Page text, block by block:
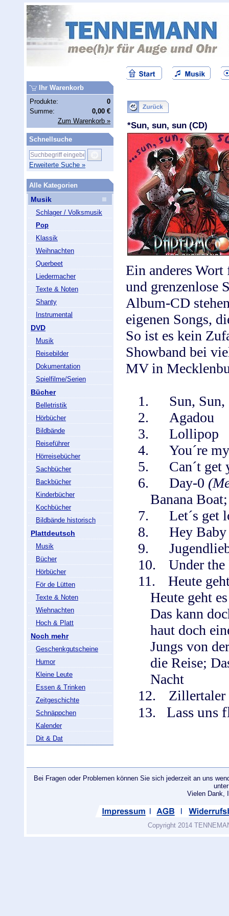
Ihr Warenkorb
Produkte:
0
Summe:
0,00 €
Zum Warenkorb »
Schnellsuche
Erweiterte Suche »
Alle Kategorien
Musik
Schlager / Volksmusik
Pop
Klassik
Weihnachten
Querbeet
Liedermacher
Texte & Noten
Shanty
Instrumental
DVD
Musik
Reisebilder
Dokumentation
Spielfilme/Serien
Bücher
Belletristik
Hörbücher
Bildbände
Reiseführer
Hörreisebücher
Sachbücher
Backbücher
Kinderbücher
Kochbücher
Bildbände historisch
Plattdeutsch
Musik
Bücher
Hörbücher
För de Lütten
Texte & Noten
Wiehnachten
Hoch & Platt
Noch mehr
Geschenkgutscheine
Humor
Kleine Leute
Essen & Trinken
Zeitgeschichte
Schnäppchen
Kalender
Dit & Dat
*Sun, sun, sun (CD)
Ein anderes
und grenzenlose
Album-CD
eigenen Songs,
So ist es kein
Showband bei
MV in
1.
Sun, Sun,
2.
Agadou
3.
Lollipop
4.
You´re
5.
Can´t get
6.
Day-0
Banana
7.
Let´s get
8.
Hey Baby
9.
10.
Under
11.
Heute
Heute geht
Das kann
haut doch
Jungs von
die Reise;
Nacht
12.
Zillertaler
13. Lass uns
Bei Fragen oder Problemen können Sie sich jederzeit an uns
Vielen Dank,
Copyright 2014